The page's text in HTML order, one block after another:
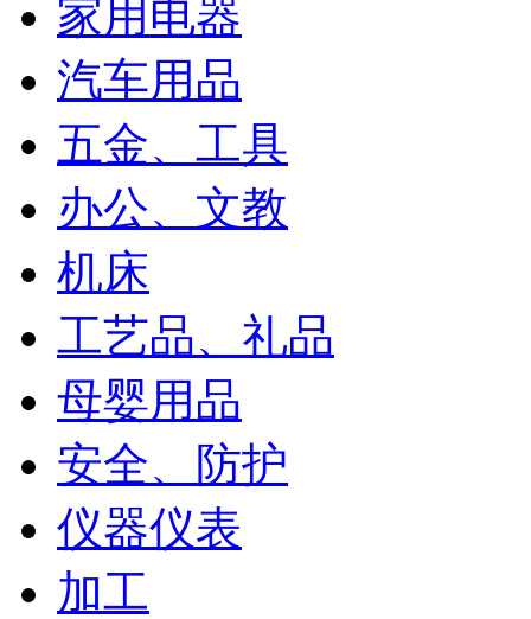
家用电器
汽车用品
五金、工具
办公、文教
机床
工艺品、礼品
母婴用品
安全、防护
仪器仪表
加工